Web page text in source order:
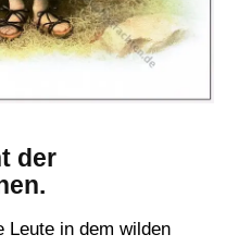
der
Leute in dem wilden